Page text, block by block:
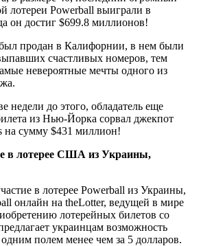
лотереи Powerball выиграли в
он достиг $699.8 миллионов!
продан в Калифорнии, в нем были
счастливых номеров, тем
невероятные мечты одного из
недели до этого, обладатель еще
из Нью-Йорка сорвал джекпот
на сумму $431 миллион!
в лотерее США из Украины,
в лотерее Powerball из Украины,
онлайн на theLotter, ведущей в мире
лотерейных билетов со
украинцам возможность
полем менее чем за 5 долларов.